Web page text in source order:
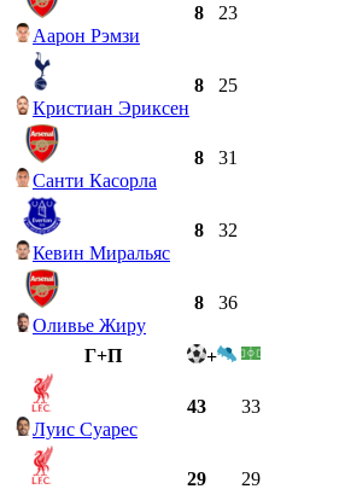
Аарон Рэмзи
8 23
Кристиан Эриксен
8 25
Санти Касорла
8 31
Кевин Миральяс
8 32
Оливье Жиру
8 36
Г+П +
Луис Суарес
43 33
29 29